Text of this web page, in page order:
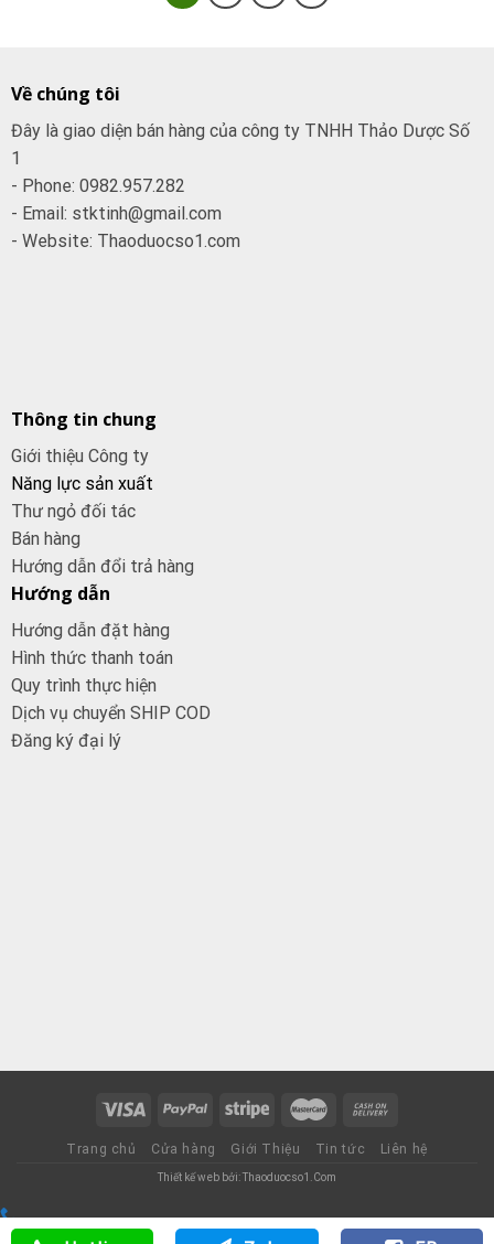
Về chúng tôi
Đây là giao diện bán hàng của công ty TNHH Thảo Dược Số
1
- Phone: 0982.957.282
- Email: stktinh@gmail.com
- Website: Thaoduocso1.com
Thông tin chung
Giới thiệu Công ty
Năng lực sản xuất
Thư ngỏ đối tác
Bán hàng
Hướng dẫn đổi trả hàng
Hướng dẫn
Hướng dẫn đặt hàng
Hình thức thanh toán
Quy trình thực hiện
Dịch vụ chuyển SHIP COD
Đăng ký đại lý
Trang chủ Cửa hàng Giới Thiệu Tin tức Liên hệ
Thiết kế web bởi: Thaoduocso1.Com